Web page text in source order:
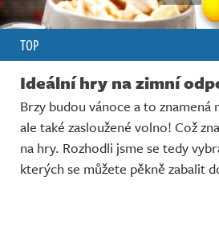
TOP
Ideální hry na zimní
Brzy budou vánoce a to znamená
ale také zasloužené volno! Což
na hry. Rozhodli jsme se tedy
kterých se můžete pěkně zabalit